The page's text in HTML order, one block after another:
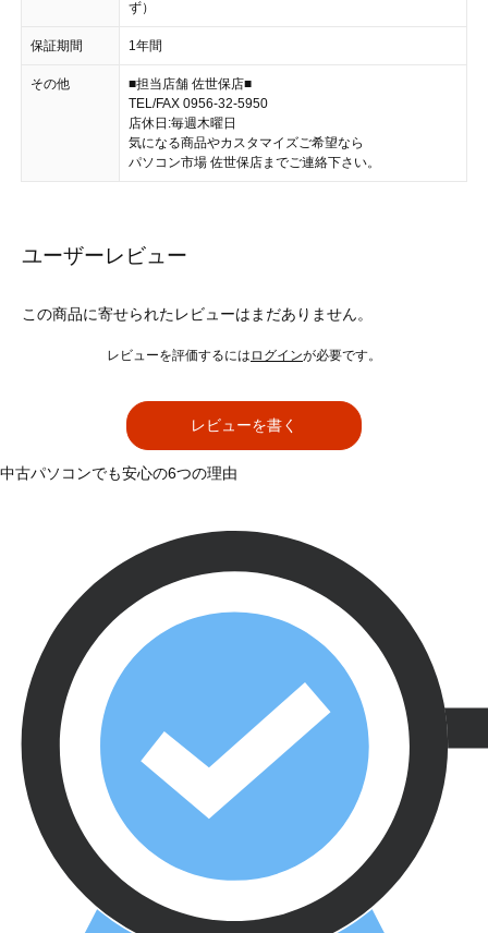
ず）
保証期間 1年間
その他
■担当店舗 佐世保店■
TEL/FAX 0956-32-5950
店休日:毎週木曜日
気になる商品やカスタマイズご希望なら
パソコン市場 佐世保店までご連絡下さい。
ユーザーレビュー
この商品に寄せられたレビューはまだありません。
レビューを評価するには ログインが必要です。
レビューを書く
中古パソコンでも安心の6つの理由